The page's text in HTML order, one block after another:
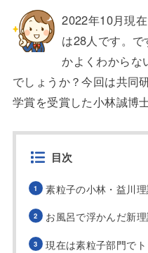
2022年10月現
は28人です。
かよくわからな
でしょうか？今回は共同
学賞を受賞した小林誠博
目次
素粒子の小林・益川
お風呂で浮かんだ新
現在は素粒子部門で